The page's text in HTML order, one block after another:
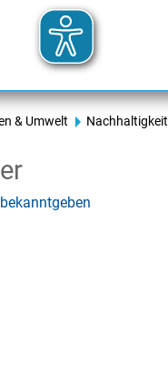
& Umwelt Nachhaltigkeit